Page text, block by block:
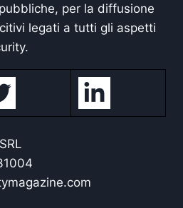
per la diffusione
legati a tutti gli aspetti